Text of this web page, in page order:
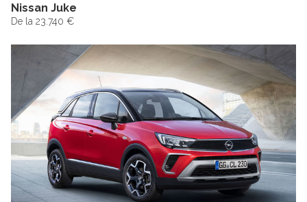
Nissan Juke
De la 23.740 €